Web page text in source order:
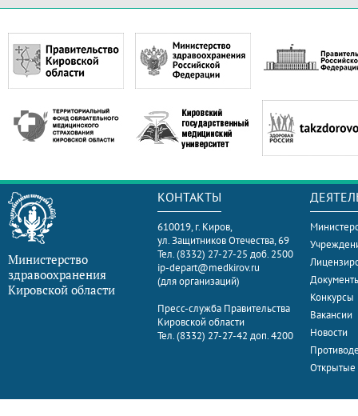
Министерство
здравоохранения
Кировской области
КОНТАКТЫ
610019, г. Киров,
ул. Защитников Отечества, 69
Тел. (8332) 27-27-25 доб. 2500
ip-depart@medkirov.ru
(для организаций)
Пресс-служба Правительства
Кировской области
Тел. (8332) 27-27-42 доп. 4200
Конкурсы
Вакансии
Новости